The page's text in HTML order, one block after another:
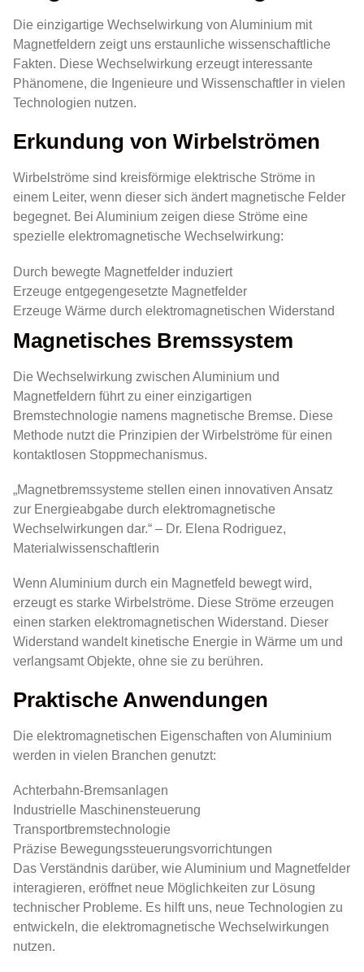
Die einzigartige Wechselwirkung von Aluminium mit
Magnetfeldern zeigt uns erstaunliche wissenschaftliche
Fakten. Diese Wechselwirkung erzeugt interessante
Phänomene, die Ingenieure und Wissenschaftler in vielen
Technologien nutzen.
Erkundung von Wirbelströmen
Wirbelströme sind kreisförmige elektrische Ströme in
einem Leiter, wenn dieser sich ändert magnetische Felder
begegnet. Bei Aluminium zeigen diese Ströme eine
spezielle elektromagnetische Wechselwirkung:
Durch bewegte Magnetfelder induziert
Erzeuge entgegengesetzte Magnetfelder
Erzeuge Wärme durch elektromagnetischen Widerstand
Magnetisches Bremssystem
Die Wechselwirkung zwischen Aluminium und
Magnetfeldern führt zu einer einzigartigen
Bremstechnologie namens magnetische Bremse. Diese
Methode nutzt die Prinzipien der Wirbelströme für einen
kontaktlosen Stoppmechanismus.
„Magnetbremssysteme stellen einen innovativen Ansatz
zur Energieabgabe durch elektromagnetische
Wechselwirkungen dar.“ – Dr. Elena Rodriguez,
Materialwissenschaftlerin
Wenn Aluminium durch ein Magnetfeld bewegt wird,
erzeugt es starke Wirbelströme. Diese Ströme erzeugen
einen starken elektromagnetischen Widerstand. Dieser
Widerstand wandelt kinetische Energie in Wärme um und
verlangsamt Objekte, ohne sie zu berühren.
Praktische Anwendungen
Die elektromagnetischen Eigenschaften von Aluminium
werden in vielen Branchen genutzt:
Achterbahn-Bremsanlagen
Industrielle Maschinensteuerung
Transportbremstechnologie
Präzise Bewegungssteuerungsvorrichtungen
Das Verständnis darüber, wie Aluminium und Magnetfelder
interagieren, eröffnet neue Möglichkeiten zur Lösung
technischer Probleme. Es hilft uns, neue Technologien zu
entwickeln, die elektromagnetische Wechselwirkungen
nutzen.